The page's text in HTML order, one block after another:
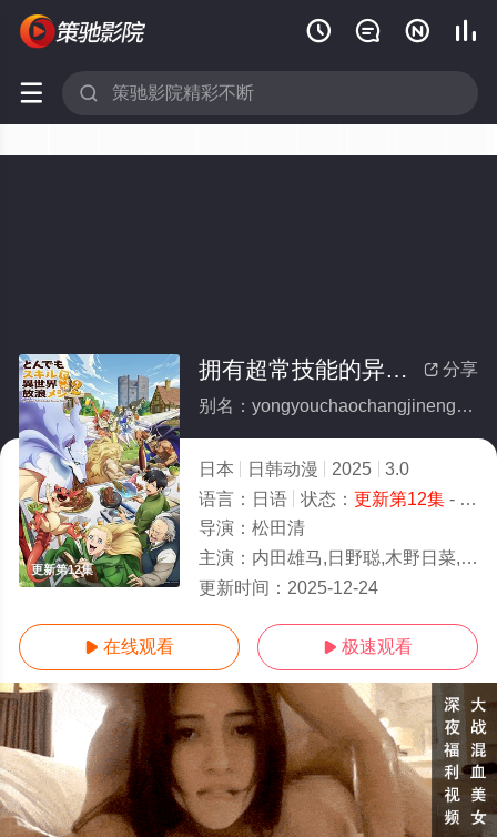
   
 
更新第12集
 分享
拥有超常技能的异世界流浪美食家第二季
别名：yongyouchaochangjinengdeyishijieliulangmeishijiadierji
日本 日韩动漫 2025
3.0
语言： 日语 状态： 更新第12集- 免费在线观看
导演： 松田清
主演： 内田雄马,日野聪,木野日菜,村濑步,内田真礼,大地叶,甲斐田裕子,白砂沙帆,浪川大辅,斋藤志郎,中井和哉
更新时间： 2025-12-24
 在线观看  极速观看